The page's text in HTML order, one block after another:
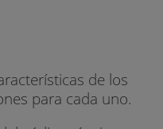
de los
para cada uno.